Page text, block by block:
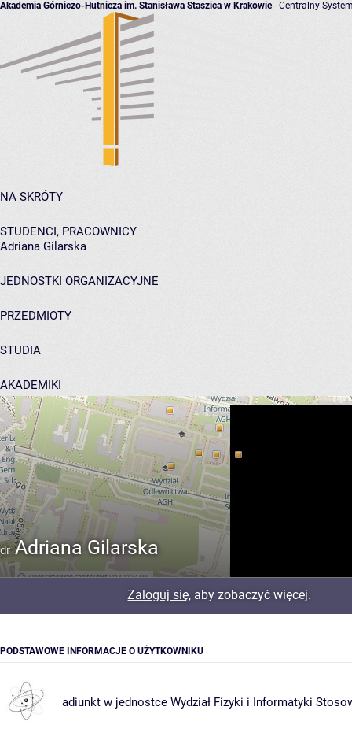
Akademia Górniczo-Hutnicza im. Stanisława Staszica w Krakowie- Centralny
NA SKRÓTY
STUDENCI, PRACOWNICY
Adriana Gilarska
JEDNOSTKI ORGANIZACYJNE
PRZEDMIOTY
STUDIA
AKADEMIKI
POMOC
dr Adriana Gilarska
Zaloguj się, aby zobaczyć więcej.
PODSTAWOWE INFORMACJE O UŻYTKOWNIKU
adiunkt w jednostce Wydział Fizyki i Informatyki